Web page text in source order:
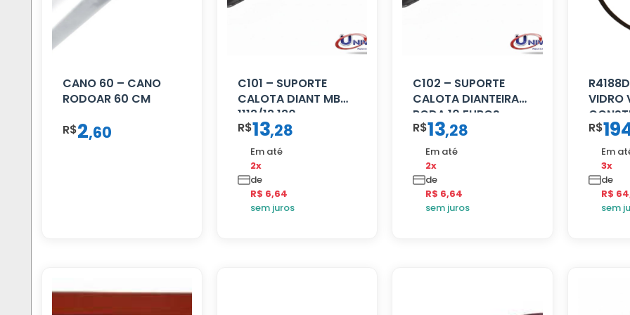
CANO 60 – CANO
RODOAR 60 CM
R$2,60
C101 – SUPORTE
CALOTA DIANT MB
1113/13.130
R$13,28
Em até
2x
de
R$ 6,64
sem juros
C102 – SUPORTE
CALOTA DIANTEIRA
RODA 10 FUROS
R$13,28
Em até
2x
de
R$ 6,64
sem juros
VIDRO
R$
Em
3x
de
R$
sem